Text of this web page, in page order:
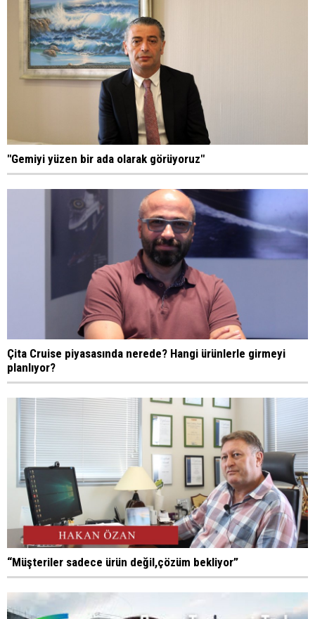
"Gemiyi yüzen bir ada olarak görüyoruz"
Çita Cruise piyasasında nerede? Hangi ürünlerle girmeyi
planlıyor?
“Müşteriler sadece ürün değil,çözüm bekliyor”